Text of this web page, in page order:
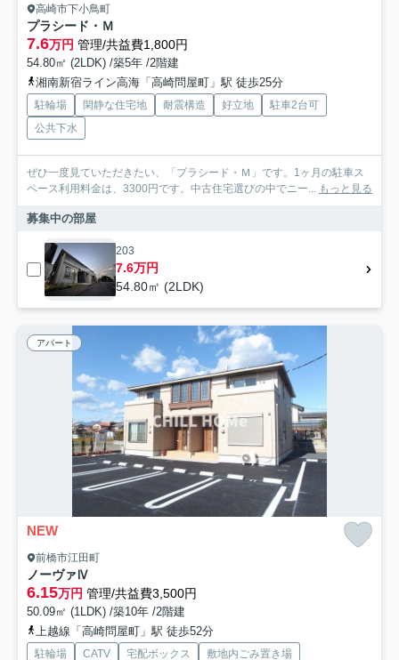
高崎市下小鳥町
プラシード・Ｍ
7.6万円 管理/共益費1,800円
54.80㎡ (2LDK) /築5年 /2階建
湘南新宿ライン高海「高崎問屋町」駅 徒歩25分
駐輪場 閑静な住宅地 耐震構造 好立地
駐車2台可
公共下水
ぜひ一度見ていただきたい、「プラシード・Ｍ」です。1ヶ月の駐車ス
ペース利用料金は、3300円です。中古住宅選びの中でニー... もっと見る
募集中の部屋
203
7.6万円
54.80㎡ (2LDK)
アパート
NEW
前橋市江田町
ノーヴァⅣ
6.15万円 管理/共益費3,500円
50.09㎡ (1LDK) /築10年 /2階建
上越線「高崎問屋町」駅 徒歩52分
駐輪場 CATV 宅配ボックス 敷地内ごみ置き場